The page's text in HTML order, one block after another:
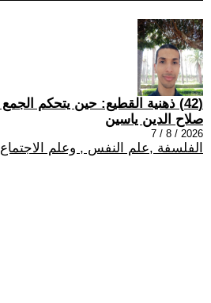
(42) ذهنية القطيع: حين يتحكم الجمع في قراراتنا
صلاح الدين ياسين
2026 / 8 / 7
الفلسفة ,علم النفس , وعلم الاجتماع